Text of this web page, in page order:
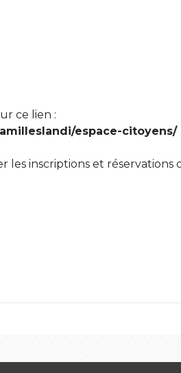
ce lien :
espace-citoyens/
les inscriptions et réservations